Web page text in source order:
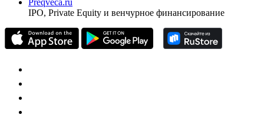
IPO, Private Equity и венчурное финансирование